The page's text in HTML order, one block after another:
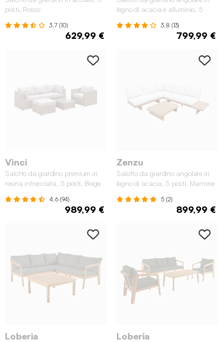
posti, Rosso
3.7 (10)
629,99 €
legno di acacia e alluminio, 5
3.8 (13)
799,99 €
Vinci
Salotto da giardino premium in
resina intrecciata, 5 posti, Beige
4.6 (94)
989,99 €
Zenzu
Salotto da giardino angolare in
legno di acacia, 5 posti, Marrone
5 (2)
899,99 €
Loberia Loberia